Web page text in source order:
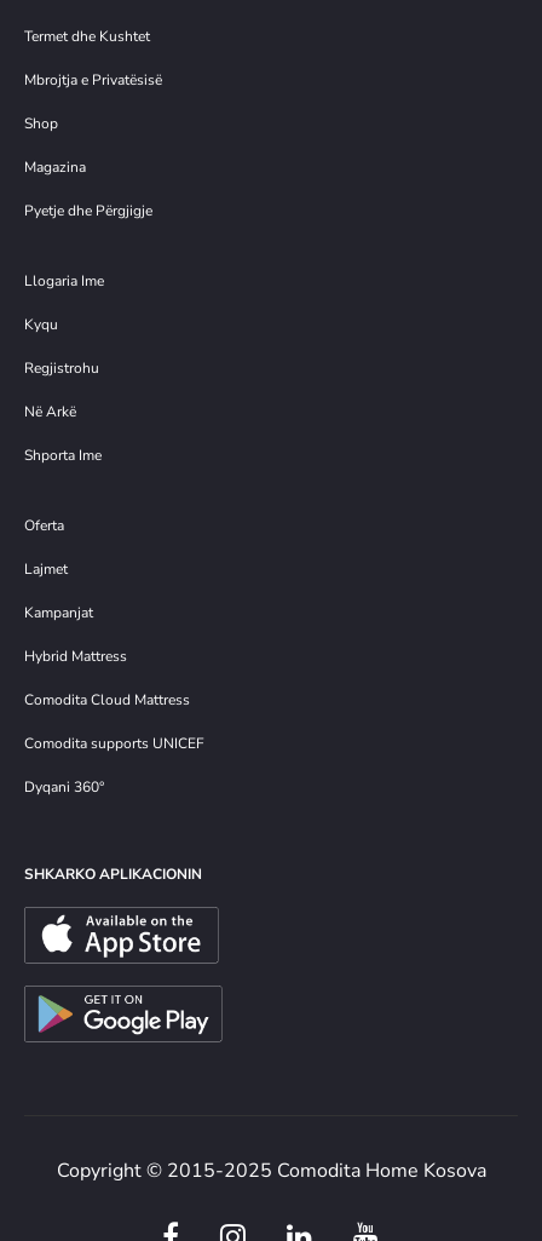
Termet dhe Kushtet
Mbrojtja e Privatësisë
Shop
Magazina
Pyetje dhe Përgjigje
Llogaria Ime
Kyqu
Regjistrohu
Në Arkë
Shporta Ime
Oferta
Lajmet
Kampanjat
Hybrid Mattress
Comodita Cloud Mattress
Comodita supports UNICEF
Dyqani 360°
SHKARKO APLIKACIONIN
Copyright © 2015-2025 Comodita Home Kosova